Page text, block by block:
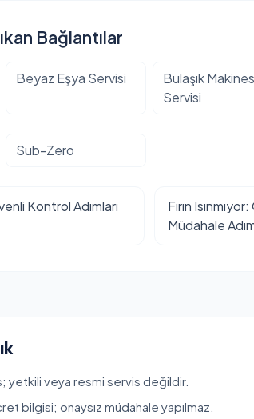
Bağlantılar
Beyaz Eşya Servisi
Bulaşık
Servisi
Sub-Zero
Kontrol Adımları
Fırın
Müdahale
yetkili veya resmi servis değildir.
bilgisi; onaysız müdahale yapılmaz.